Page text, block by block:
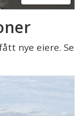
nye eiere. Se